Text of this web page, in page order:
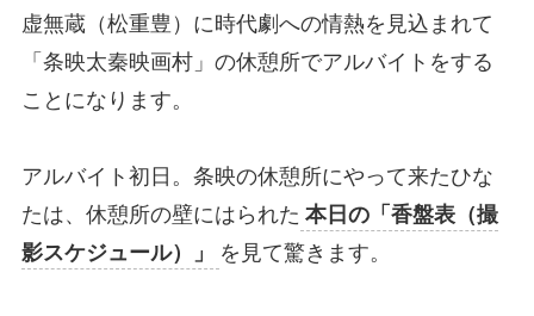
虚無蔵（松重豊）に時代劇への情熱を見込まれて
「条映太秦映画村」の休憩所でアルバイトをする
ことになります。
アルバイト初日。条映の休憩所にやって来たひな
たは、休憩所の壁にはられた 本日の「香盤表（撮
影スケジュール）」
を見て驚きます。